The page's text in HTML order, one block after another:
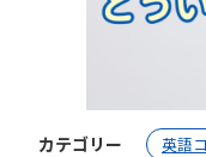
カテゴリー 英語